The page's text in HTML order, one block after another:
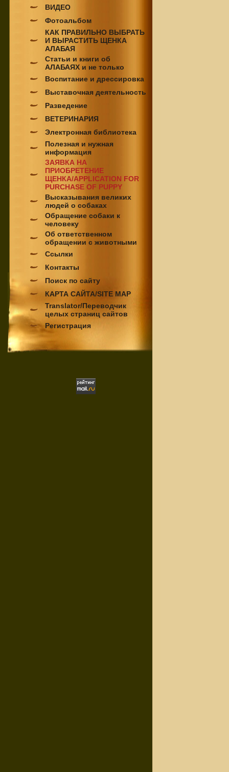
ВИДЕО
Фотоальбом
КАК ПРАВИЛЬНО ВЫБРАТЬ
И ВЫРАСТИТЬ ЩЕНКА
АЛАБАЯ
Статьи и книги об
АЛАБАЯХ и не только
Воспитание и дрессировка
Выставочная деятельность
Разведение
ВЕТЕРИНАРИЯ
Электронная библиотека
Полезная и нужная
информация
ЗАЯВКА НА
ПРИОБРЕТЕНИЕ
ЩЕНКА/APPLICATION FOR
PURCHASE OF PUPPY
Высказывания великих
людей о собаках
Обращение собаки к
человеку
Об ответственном
обращении с животными
Ссылки
Контакты
Поиск по сайту
КАРТА САЙТА/SITE MAP
Translator/Переводчик
целых страниц сайтов
Регистрация